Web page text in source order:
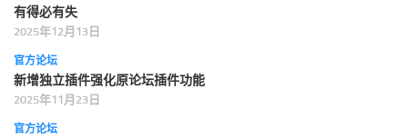
有得必有失
2025年12月13日
官方论坛
新增独立插件强化原论坛插件功能
2025年11月23日
官方论坛